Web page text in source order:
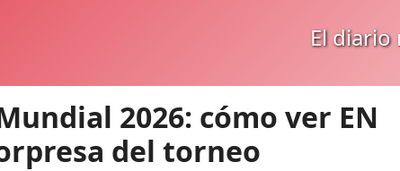
El
2026: cómo ver EN
del torneo